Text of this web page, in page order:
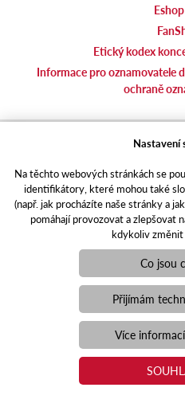
Etický kodex
Informace pro oznamovatele
ochraně
Responzivní web
Toto jsou internetové stránky
v Hustopečích, Hybešova
zapsané v OR vedeném
3582. Společnost AGRI CS a.s.
řízeného společností
na adrese Pyšelská 2327/
a-
Nastavení
Na těchto webových stránkách se
identifikátory, které mohou také
(např. jak procházíte naše stránky a
pomáhají provozovat a zlepšovat
kdykoliv
Co jsou
Přijímám
Více